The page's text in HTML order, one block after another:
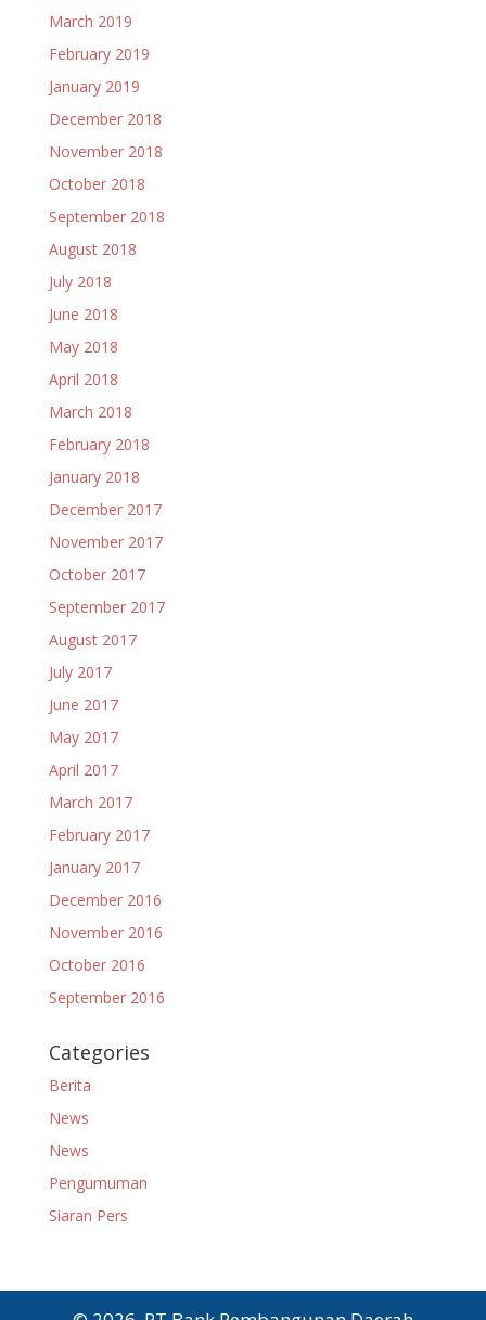
March 2019
February 2019
January 2019
December 2018
November 2018
October 2018
September 2018
August 2018
July 2018
June 2018
May 2018
April 2018
March 2018
February 2018
January 2018
December 2017
November 2017
October 2017
September 2017
August 2017
July 2017
June 2017
May 2017
April 2017
March 2017
February 2017
January 2017
December 2016
November 2016
October 2016
September 2016
Categories
Berita
News
News
Pengumuman
Siaran Pers